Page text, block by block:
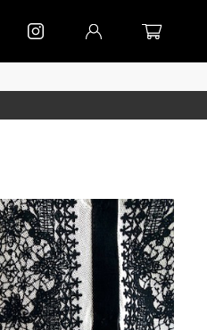
│「エッグジャケット GREY」